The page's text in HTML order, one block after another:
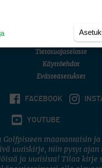
(digi) digi@otavamedia.fi
Tietosuojaseloste
Käyttöehdot
Evästeasetukset
FACEBOOK
YOUTUBE
Golfpisteen maanantaisin
uutiskirje, niin pysyt
ja uutisista! Tilaa kirje